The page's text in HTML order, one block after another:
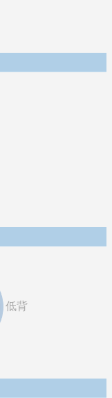
低背